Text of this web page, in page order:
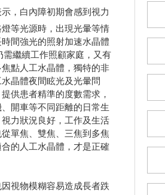
，白內障初期會感到視力
等光源時，出現光暈等情
間強光的照射加速水晶體
繼續工作照顧家庭，又有
點人工水晶體，獨特的非
晶體夜間眩光及光暈問
供患者精準的度數需求，
開車等不同距離的日常生
力狀況良好，工作及生活
單焦、雙焦、三焦到多焦
的人工水晶體，才是正確
視物模糊容易造成長者跌